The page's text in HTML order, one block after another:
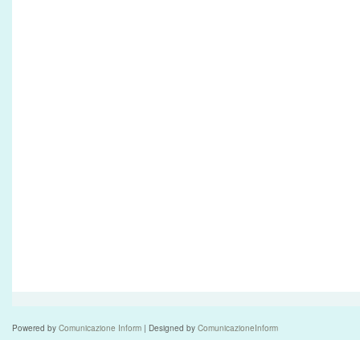
Powered by Comunicazione Inform | Designed by ComunicazioneInform